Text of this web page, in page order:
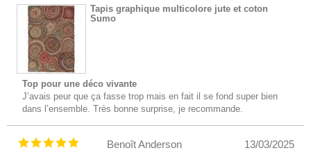
Tapis graphique multicolore jute et coton
Sumo
Top pour une déco vivante
J’avais peur que ça fasse trop mais en fait il se fond super bien
dans l’ensemble. Très bonne surprise, je recommande.
13/03/2025
Benoît Anderson